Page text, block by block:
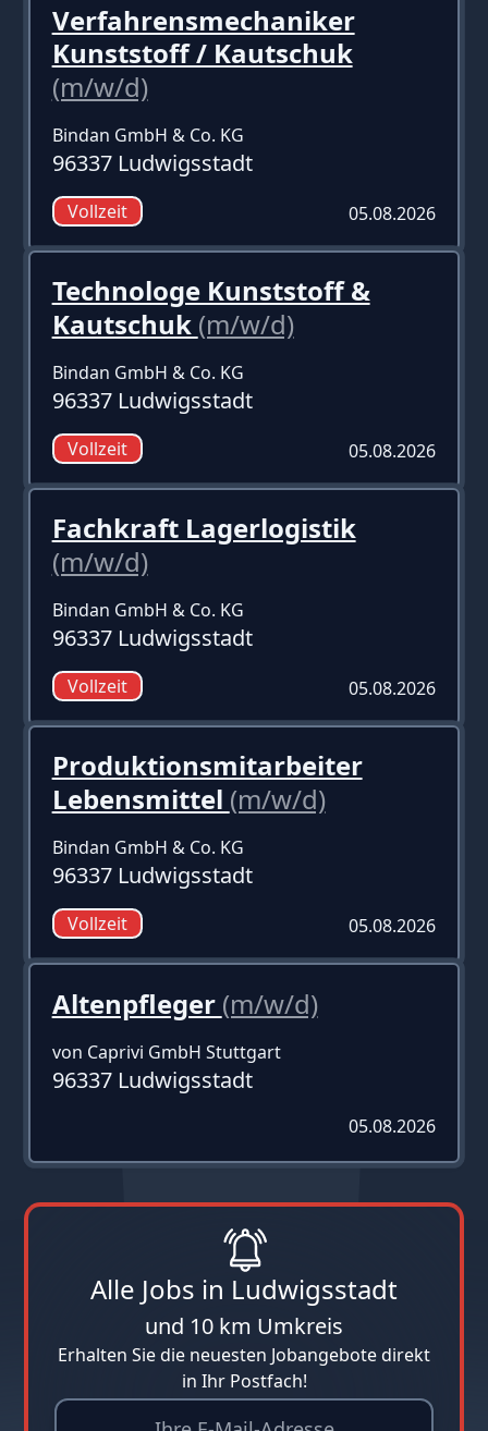
Verfahrensmechaniker
Kunststoff / Kautschuk
(m/w/d)
Bindan GmbH & Co. KG
96337 Ludwigsstadt
Vollzeit 05.08.2026
Technologe Kunststoff &
Kautschuk (m/w/d)
Bindan GmbH & Co. KG
96337 Ludwigsstadt
Vollzeit 05.08.2026
Fachkraft Lagerlogistik
(m/w/d)
Bindan GmbH & Co. KG
96337 Ludwigsstadt
Vollzeit 05.08.2026
Produktionsmitarbeiter
Lebensmittel (m/w/d)
Bindan GmbH & Co. KG
96337 Ludwigsstadt
Vollzeit 05.08.2026
Altenpfleger (m/w/d)
von Caprivi GmbH Stuttgart
96337 Ludwigsstadt
05.08.2026
Alle Jobs in Ludwigsstadt
und 10 km Umkreis
Erhalten Sie die neuesten Jobangebote direkt
in Ihr Postfach!